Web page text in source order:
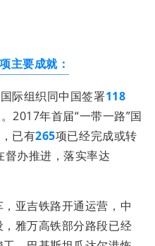
主要成就：
际组织同中国签署118
2017年首届“一带一路”国
已有265项已经完成或转
办推进，落实率达
亚吉铁路开通运营，中
雅万高铁部分路段已经